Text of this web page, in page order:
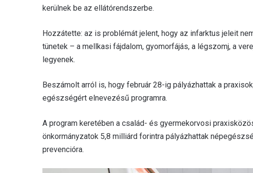
kerülnek be az ellátórendszerbe.
Hozzátette: az is problémát jelent, hogy az infarktus jeleit
tünetek – a mellkasi fájdalom, gyomorfájás, a légszomj, a
legyenek.
Beszámolt arról is, hogy február 28-ig pályázhattak a
egészségért elnevezésű programra.
A program keretében a család- és gyermekorvosi
önkormányzatok 5,8 milliárd forintra pályázhattak
prevencióra.